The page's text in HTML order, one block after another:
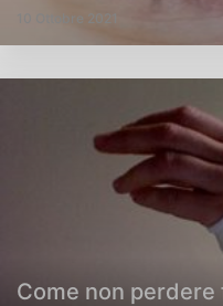
10 Ottobre 2021
Come non